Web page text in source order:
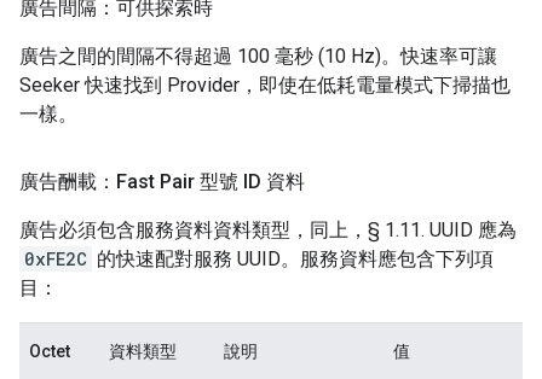
廣告間隔：可供探索時
廣告之間的間隔不得超過 100 毫秒 (10 Hz)。快速率可讓
Seeker 快速找到 Provider，即使在低耗電量模式下掃描也
一樣。
廣告酬載：Fast Pair 型號 ID 資料
廣告必須包含服務資料資料類型，同上，§ 1.11. UUID 應為
0xFE2C 的快速配對服務 UUID。服務資料應包含下列項
目：
Octet 資料類型 說明 值